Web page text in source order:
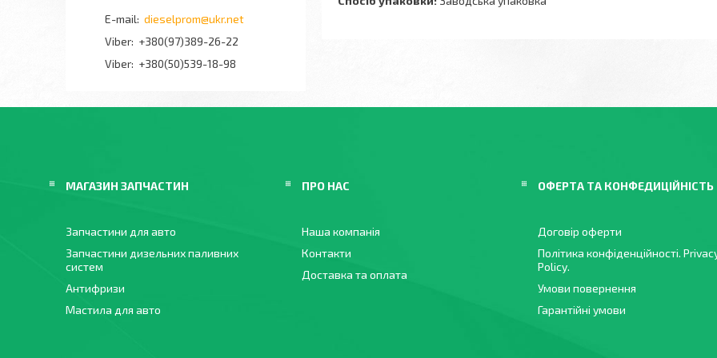
dieselprom@ukr.net
+380(97)389-26-22
Viber +380(50)539-18-98
МАГАЗИН ЗАПЧАСТИН
Запчастини для авто
Запчастини дизельних паливних
систем
Антифризи
Мастила для авто
ПРО НАС
Наша компанія
Контакти
Доставка та оплата
ОФЕРТА ТА КОНФЕДИЦІЙНІСТЬ
Договір оферти
Політика конфіденційності.
Policy.
Умови повернення
Гарантійні умови